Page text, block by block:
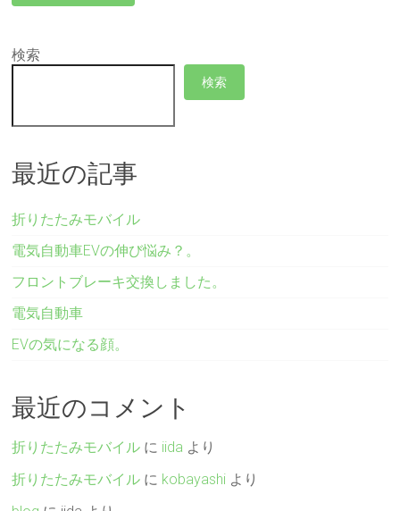
検索
検索
最近の記事
折りたたみモバイル
電気自動車EVの伸び悩み？。
フロントブレーキ交換しました。
電気自動車
EVの気になる顔。
最近のコメント
折りたたみモバイル に iida より
折りたたみモバイル に kobayashi より